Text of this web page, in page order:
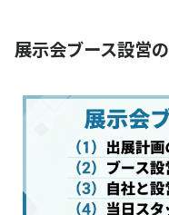
展示会ブース設営